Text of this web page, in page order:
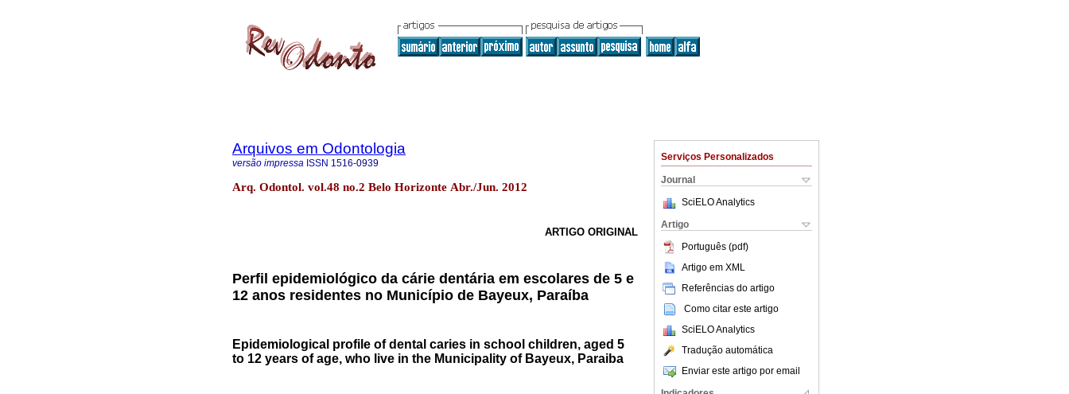
Serviços Personalizados
Journal
SciELO Analytics
Artigo
Português (pdf)
Artigo em XML
Referências do artigo
Como citar este artigo
SciELO Analytics
Tradução automática
Enviar este artigo por email
Arquivos em Odontologia
versão impressa ISSN 1516-0939
Arq. Odontol. vol.48 no.2 Belo Horizonte Abr./Jun. 2012
ARTIGO ORIGINAL
Perfil epidemiológico da cárie dentária em escolares de 5 e
12 anos residentes no Município de Bayeux, Paraíba
Epidemiological profile of dental caries in school children, aged 5
to 12 years of age, who live in the Municipality of Bayeux, Paraiba